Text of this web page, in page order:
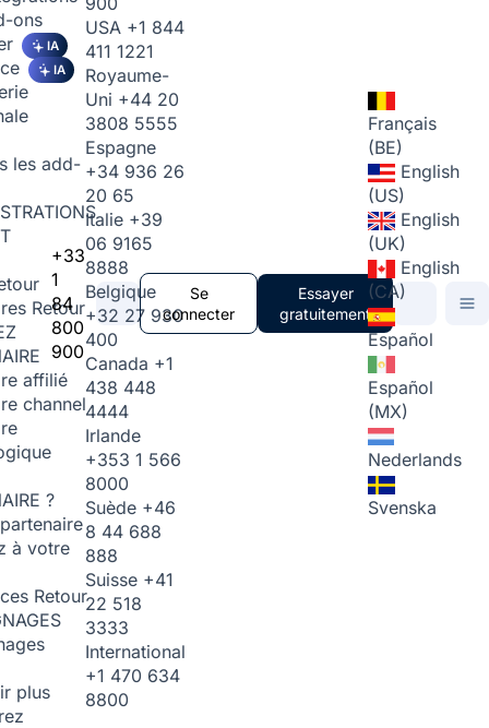
ons
IA
IA
les add-
Retour
affilié
channel
?
à votre
Retour
plus
+33
1
84
800
900
USA +1 844
411 1221
Royaume-
Uni +44 20
3808 5555
Espagne
+34 936 26
20 65
Italie +39
06 9165
8888
Belgique
+32 27 930
400
Canada +1
438 448
4444
Irlande
+353 1 566
8000
Suède +46
8 44 688
888
Suisse +41
22 518
3333
International
+1 470 634
8800
Se
connecter
Essayer
gratuitement
Français
(BE)
English
(US)
English
(UK)
English
(CA)
Español
Español
(MX)
Nederlands
Svenska